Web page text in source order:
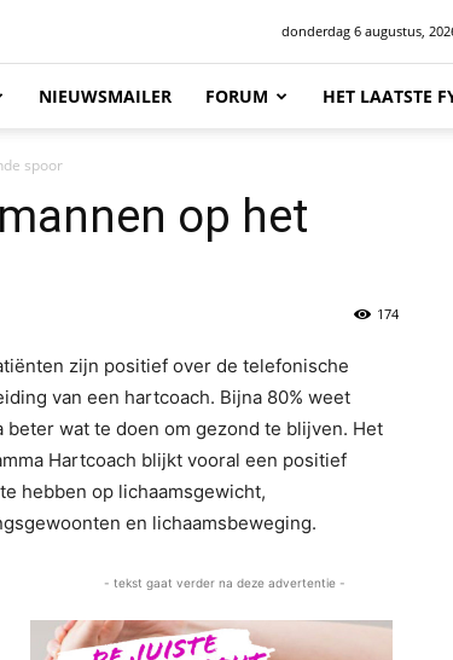
donderdag 6 augustus,
NIEUWSMAILER FORUM HET LAATSTE
spoor
op het
174
zijn positief over de telefonische
van een hartcoach. Bijna 80% weet
beter wat te doen om gezond te blijven. Het
Hartcoach blijkt vooral een positief
hebben op lichaamsgewicht,
en lichaamsbeweging.
- tekst gaat verder na deze advertentie -